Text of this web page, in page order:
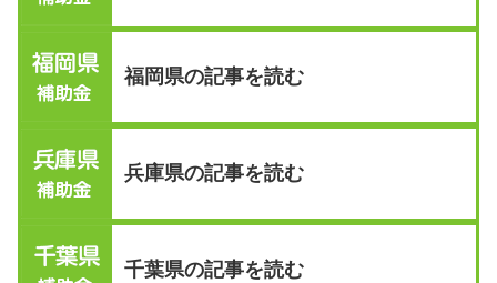
福岡県の記事を読む
兵庫県の記事を読む
千葉県の記事を読む